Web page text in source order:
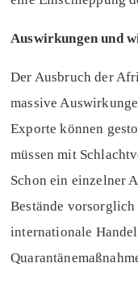
Auswirkungen und
Der Ausbruch der
massive
Exporte können
müssen mit
Schon ein einzelner
Bestände vorsorglich
internationale